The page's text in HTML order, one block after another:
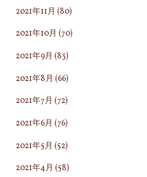
2021年11月 (80)
2021年10月 (70)
2021年9月 (83)
2021年8月 (66)
2021年7月 (72)
2021年6月 (76)
2021年5月 (52)
2021年4月 (58)